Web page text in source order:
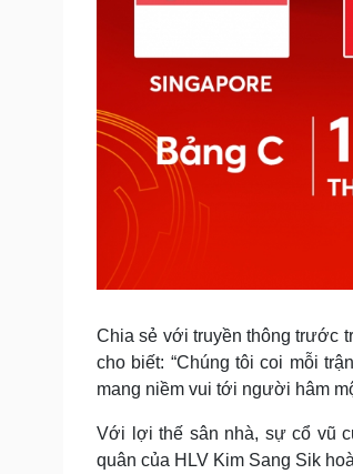
Chia sẻ với truyền thông trước
cho biết: “Chúng tôi coi mỗi
mang niềm vui tới người hâm
Với lợi thế sân nhà, sự cổ vũ
quân của HLV Kim Sang Sik